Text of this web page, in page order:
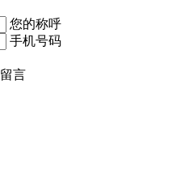
您的称呼
手机号码
留言